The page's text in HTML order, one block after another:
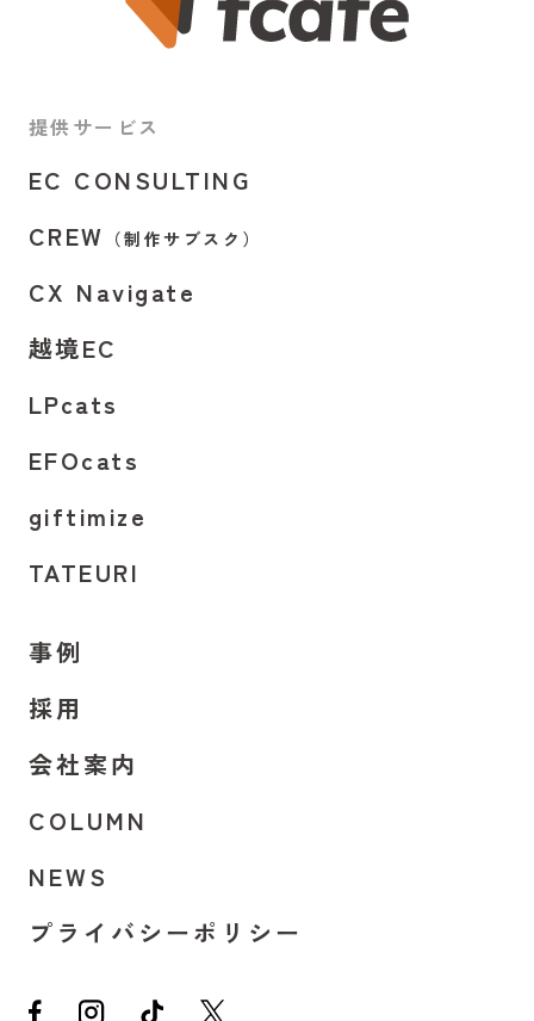
提供サービス
EC CONSULTING
CREW （制作サブスク）
CX Navigate
越境EC
LPcats
EFOcats
giftimize
TATEURI
事例
採用
会社案内
COLUMN
NEWS
プライバシーポリシー